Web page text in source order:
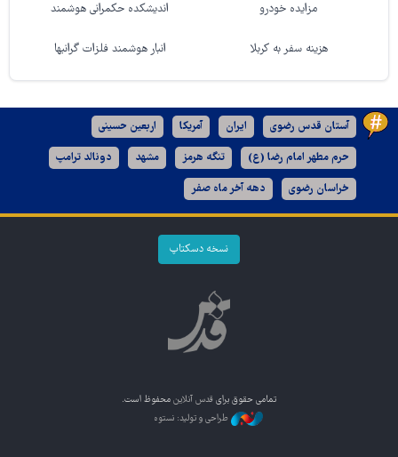
مزایده خودرو اندیشکده حکمرانی هوشمند
هزینه سفر به کربلا انبار هوشمند فلزات گرانبها
آستان قدس رضوی ایران آمریکا اربعین حسینی
حرم مطهر امام رضا (ع) تنگه هرمز مشهد دونالد ترامپ
خراسان رضوی دهه آخر ماه صفر
نسخه دسکتاپ
تمامی حقوق برای قدس آنلاین محفوظ است.
طراحی و تولید: نستوه